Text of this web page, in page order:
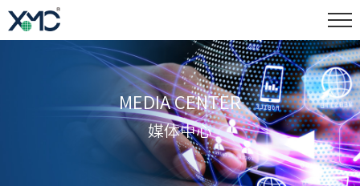
MEDIA CENTER
媒体中心